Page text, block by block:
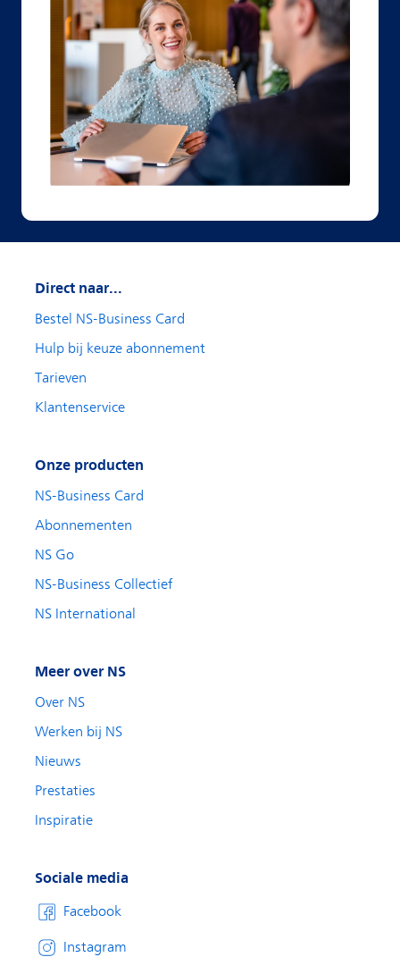
Direct naar...
Bestel NS-Business Card
Hulp bij keuze abonnement
Tarieven
Klantenservice
Onze producten
NS-Business Card
Abonnementen
NS Go
NS-Business Collectief
NS International
Meer over NS
Over NS
Werken bij NS
Nieuws
Prestaties
Inspiratie
Sociale media
Facebook
Instagram